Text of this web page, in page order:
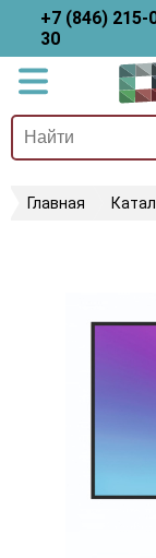
+7 (846) 215-
30
Главная